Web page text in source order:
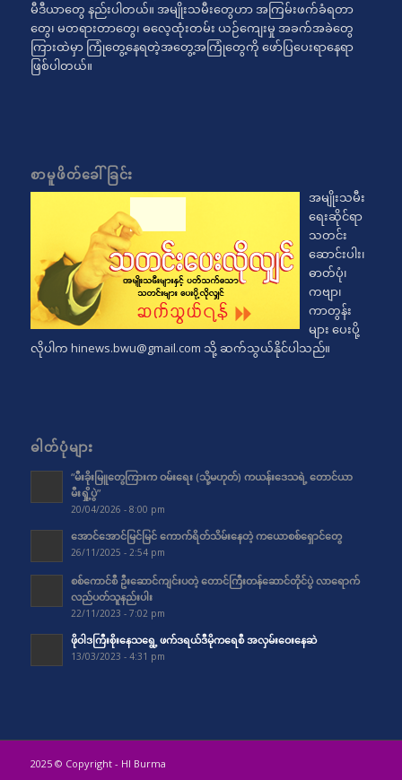
မီဒီယာတွေ နည်းပါတယ်။ အမျိုးသမီးတွေဟာ အကြမ်းဖက်ခံရတာ
တွေ၊ မတရားတာတွေ၊ ဓလေ့ထုံးတမ်း ယဉ်ကျေးမှု အခက်အခဲတွေ
ကြားထဲမှာ ကြုံတွေ့နေရတဲ့အတွေ့အကြုံတွေကို ဖော်ပြပေးရာနေရာ
ဖြစ်ပါတယ်။
စာမူဖိတ်ခေါ်ခြင်း
အမျိုးသမီး
ရေးဆိုင်ရာ
သတင်း
ဆောင်းပါး၊
ဓာတ်ပုံ၊
ကဗျာ၊
ကာတွန်း
များ ပေးပို့
လိုပါက hinews.bwu@gmail.com သို့ ဆက်သွယ်နိုင်ပါသည်။
ဓါတ်ပုံများ
“မီးခိုးမြူတွေကြားက ဝမ်းရေး (သို့မဟုတ်) ကယန်းဒေသရဲ့ တောင်ယာ
မီးရှို့ပွဲ”
20/04/2026 - 8:00 pm
အောင်အောင်မြင်မြင် ကောက်ရိတ်သိမ်းနေတဲ့ ကယောစစ်ရှောင်တွေ
26/11/2025 - 2:54 pm
စစ်ကောင်စီ ဦးဆောင်ကျင်းပတဲ့ တောင်ကြီးတန်ဆောင်တိုင်ပွဲ လာရောက်
လည်ပတ်သူနည်းပါး
22/11/2023 - 7:02 pm
ဖိုဝါဒကြီးစိုးနေသရွေ့ ဖက်ဒရယ်ဒီမိုကရေစီ အလှမ်းဝေးနေဆဲ
13/03/2023 - 4:31 pm
2025 © Copyright - HI Burma